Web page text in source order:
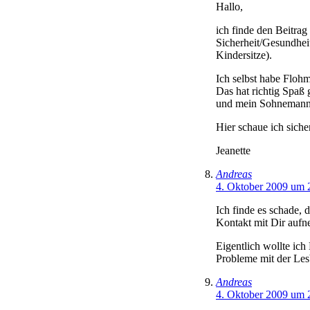
Hallo,
ich finde den
Sicherheit/
Kindersitze).
Ich selbst habe
Das hat richtig Spaß
und mein
Hier schaue ich
Jeanette
Andreas
4. Oktober 2009 um
Ich finde es schade,
Kontakt mit Dir
Eigentlich wollte ich
Probleme mit der
Andreas
4. Oktober 2009 um